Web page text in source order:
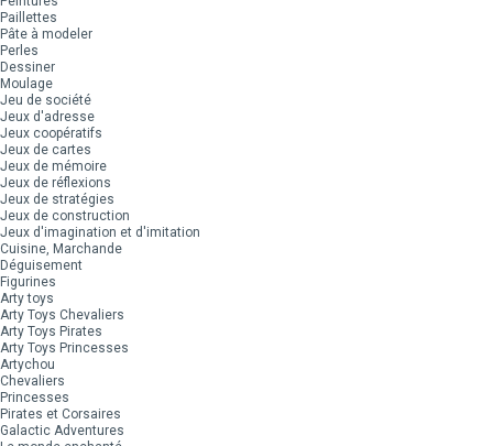
Paillettes
Pâte à modeler
Perles
Dessiner
Moulage
Jeu de société
Jeux d'adresse
Jeux coopératifs
Jeux de cartes
Jeux de mémoire
Jeux de réflexions
Jeux de stratégies
Jeux de construction
Jeux d'imagination et d'imitation
Cuisine, Marchande
Déguisement
Figurines
Arty toys
Arty Toys Chevaliers
Arty Toys Pirates
Arty Toys Princesses
Artychou
Chevaliers
Princesses
Pirates et Corsaires
Galactic Adventures